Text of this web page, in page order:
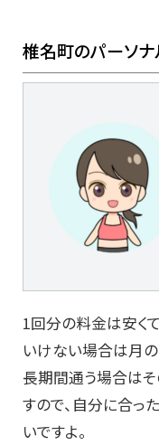
椎名町のパーソ
1回分の料金は安く
いけない場合は月の
長期間通う場合は
すので、自分に合っ
いですよ。